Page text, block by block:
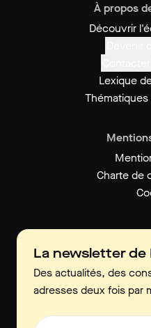
À propos
Découvrir
Lexique
Charte de
La newsletter de
Des actualités, des
adresses deux fois par